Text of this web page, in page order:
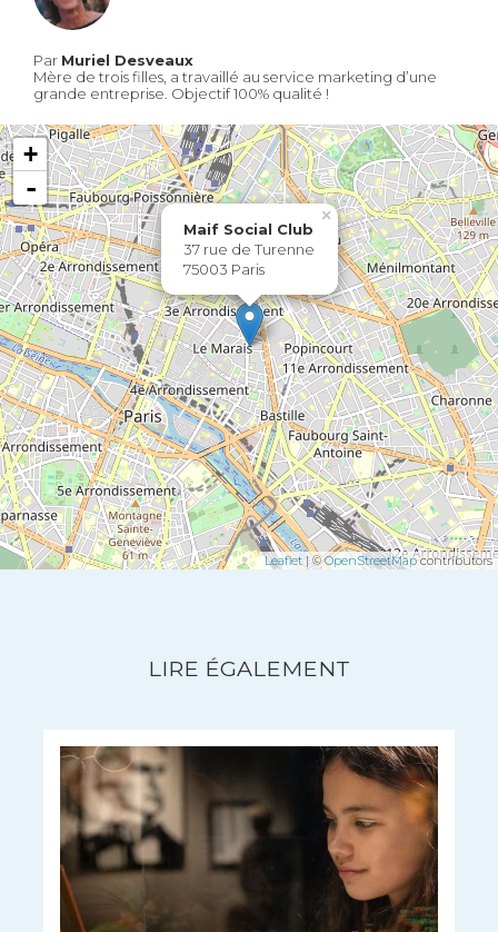
Par Muriel Desveaux
Mère de trois filles, a travaillé au service marketing d’une
grande entreprise. Objectif 100% qualité !
×
Maif Social Club
37 rue de Turenne
75003 Paris
+
-
Leaflet| ©OpenStreetMapcontributors
LIRE ÉGALEMENT